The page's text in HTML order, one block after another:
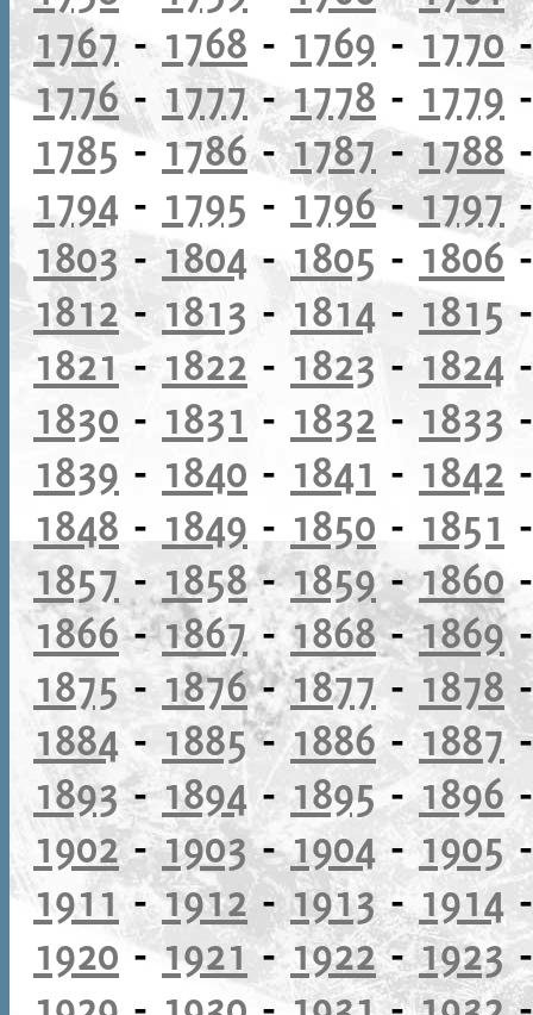
1767- 1768 - 1769 - 1770
1776- 1777-1778 - 1779
1785- 1786-1787-1788
1794 - 1795 - 1796-1797
1803 -1804 - 1805 - 1806
1812- 1813 - 1814 - 1815
1821 - 1822 - 1823 - 1824
1830 - 1831 - 1832 - 1833
1839 - 1840 - 1841 - 1842
1848 - 1849 - 1850 - 1851
1857 - 1858-1859-1860
1866-1867- 1868-1869
1875 - 1876-1877 - 1878
1884 - 1885-1886- 1887
1893-1894 - 1895-1896
1902-1903-1904-1905
1911 -1912-1913-1914
1920 -1921- 1922-1923